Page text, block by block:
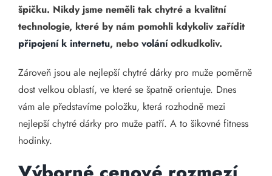
špičku. Nikdy jsme neměli tak chytré a kvalitní
technologie, které by nám pomohli kdykoliv zařídit
připojení k internetu, nebo voláníodkudkoliv.
Zároveň jsou ale nejlepší chytré dárky pro muže poměrně
dost velkou oblastí, ve které se špatně orientuje. Dnes
vám ale představíme položku, která rozhodně mezi
nejlepší chytré dárky pro muže patří. A to šikovné fitness
hodinky.